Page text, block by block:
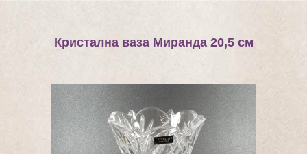
Кристална ваза Миранда 20,5 см